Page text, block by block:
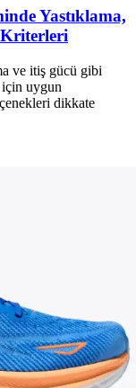
Yastıklama,
Kriterleri
ve itiş gücü gibi
için uygun
dikkate